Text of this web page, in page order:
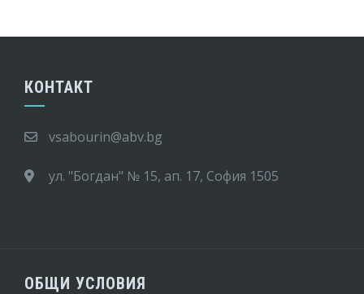
КОНТАКТ
vsabourin@abv.bg
ул. "Богдан" № 15, ап. 17, София 1505
ОБЩИ УСЛОВИЯ